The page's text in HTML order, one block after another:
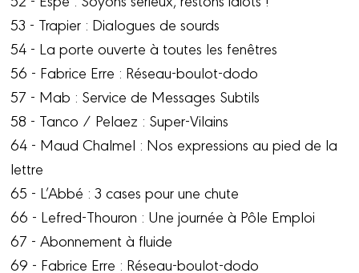
53 - Trapier : Dialogues de sourds
54 - La porte ouverte à toutes les fenêtres
56 - Fabrice Erre : Réseau-boulot-dodo
57 - Mab : Service de Messages Subtils
58 - Tanco / Pelaez : Super-Vilains
64 - Maud Chalmel : Nos expressions au pied de la
lettre
65 - L’Abbé : 3 cases pour une chute
66 - Lefred-Thouron : Une journée à Pôle Emploi
67 - Abonnement à fluide
69 - Fabrice Erre : Réseau-boulot-dodo